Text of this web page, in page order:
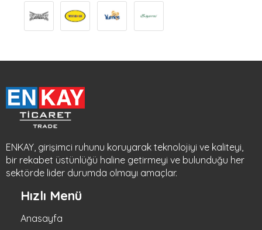
ENKAY, girişimci ruhunu koruyarak teknolojiyi ve kaliteyi,
bir rekabet üstünlüğü haline getirmeyi ve bulunduğu her
sektörde lider durumda olmayı amaçlar.
Hızlı Menü
Anasayfa